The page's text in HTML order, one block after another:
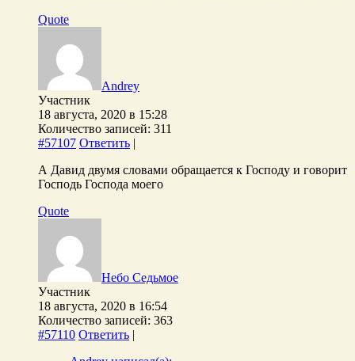
Quote
Andrey
Участник
18 августа, 2020 в 15:28
Количество записей: 311
#57107 Ответить |
А Давид двумя словами обращается к Господу и говорит
Господь Господа моего
Quote
Небо Седьмое
Участник
18 августа, 2020 в 16:54
Количество записей: 363
#57110 Ответить |